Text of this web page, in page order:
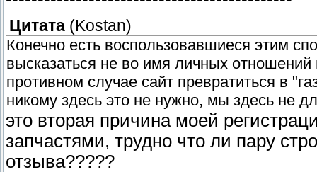
Цитата (Kostan)
Конечно есть воспользовавшиеся этим
высказаться не во имя личных
противном случае сайт превратиться в
никому здесь это не нужно, мы здесь не
это вторая причина моей
запчастями, трудно что ли пару
отзыва?????